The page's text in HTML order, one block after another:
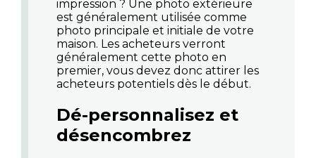
impression ? Une photo extérieure
est généralement utilisée comme
photo principale et initiale de votre
maison. Les acheteurs verront
généralement cette photo en
premier, vous devez donc attirer les
acheteurs potentiels dès le début.
Dé-personnalisez et
désencombrez